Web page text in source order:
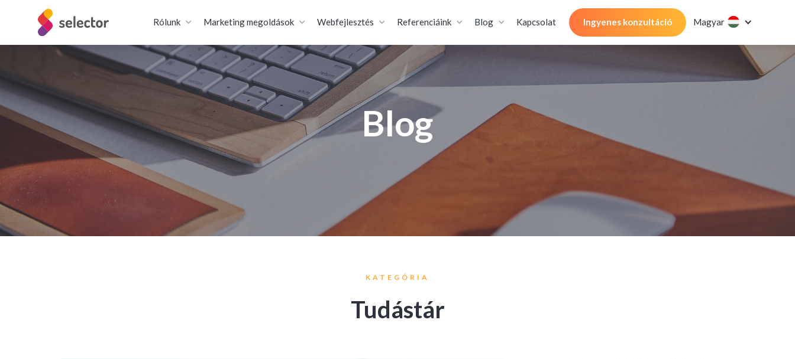
Rólunk Marketing megoldások Webfejlesztés Referenciáink Blog Kapcsolat Ingyenes konzultáció Magyar
Blog
KATEGÓRIA
Tudástár